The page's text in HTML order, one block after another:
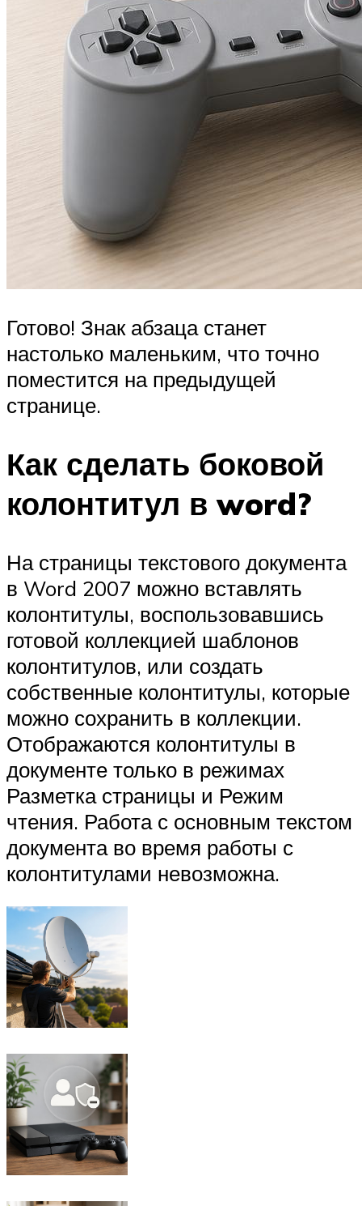
Готово! Знак абзаца станет
настолько маленьким, что точно
поместится на предыдущей
странице.
Как сделать боковой
колонтитул в word?
На страницы текстового документа
в Word 2007 можно вставлять
колонтитулы, воспользовавшись
готовой коллекцией шаблонов
колонтитулов, или создать
собственные колонтитулы, которые
можно сохранить в коллекции.
Отображаются колонтитулы в
документе только в режимах
Разметка страницы и Режим
чтения. Работа с основным текстом
документа во время работы с
колонтитулами невозможна.